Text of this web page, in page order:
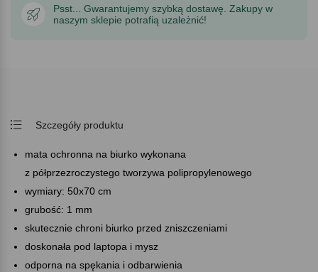
Psst... Gwarantujemy szybką dostawę. Zakupy w
naszym sklepie potrafią uzależnić!
Szczegóły produktu
mata ochronna na biurko wykonana
z półprzezroczystego tworzywa polipropylenowego
wymiary: 50x70 cm
grubość: 1 mm
skutecznie chroni biurko przed zniszczeniami
doskonała pod laptopa i mysz
odporna na spękania i odbarwienia